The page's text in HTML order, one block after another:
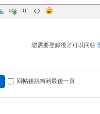
您需要登錄後才可以回帖
回帖後跳轉到最後一頁